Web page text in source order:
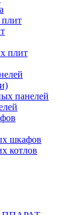
плит
плит
панелей
шкафов
котлов